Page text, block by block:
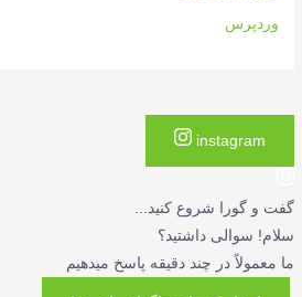
وردپرس
instagram
گفت و گورا شروع کنید...
سلام! سوالی داشتید؟
ما معمولاً در چند دقیقه پاسخ میدهیم